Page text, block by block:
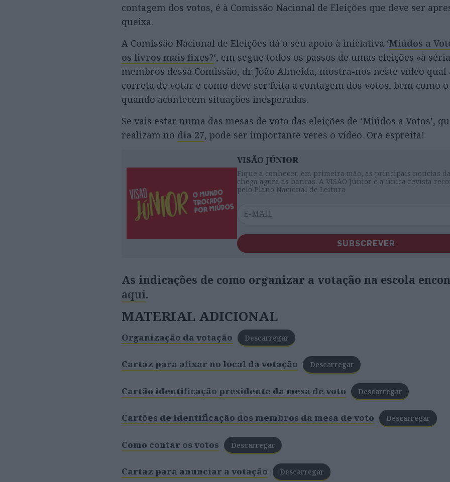
contagem dos votos, é à Comissão Nacional de Eleições que deve ser
queixa.
A Comissão Nacional de Eleições dá o seu apoio à iniciativa ‘Miúdos a
os livros mais fixes?‘, em segue todos os passos de umas eleições «à
membros dessa Comissão, dr. João Almeida, mostra-nos neste vídeo qual
correta de votar e como deve ser feita a contagem dos votos, bem como
quando acontecem situações inesperadas.
Se vais estar numa das mesas de voto das eleições de ‘Miúdos a Votos’,
realizam no dia 27, pode ser importante veres o vídeo. Ora espreita!
VISÃO JÚNIOR
Fique a conhecer, em primeira mão, as principais notícias
chega agora às bancas. A VISÃO Júnior é a única revista
pelo Plano Nacional de Leitura
SUBSCREVER
As indicações de como organizar a votação na escola
aqui.
MATERIAL ADICIONAL
Organização da votação Descarregar
Cartaz para afixar no local da votação Descarregar
Cartão identificação presidente da mesa de voto Descarregar
Cartões de identificação dos membros da mesa de voto Descarregar
Como contar os votos Descarregar
Cartaz para anunciar a votação Descarregar